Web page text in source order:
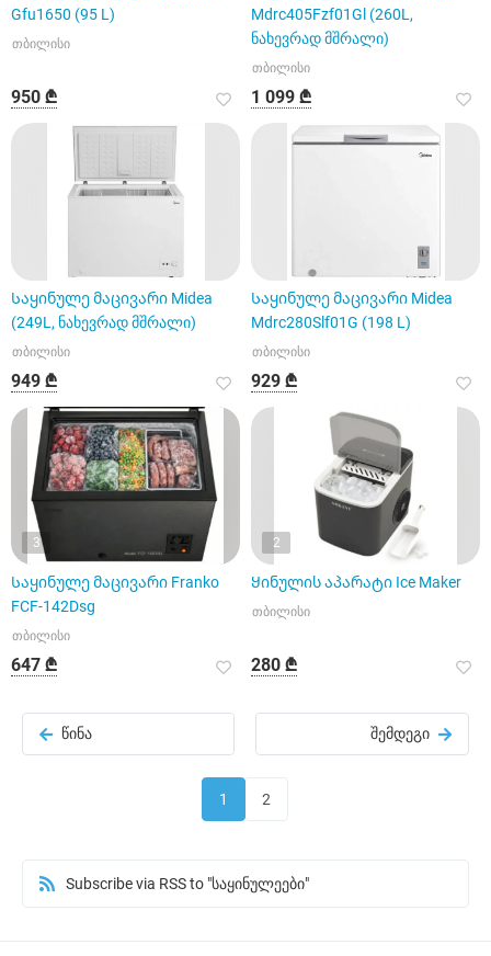
Gfu1650 (95 L)
თბილისი
950 ₾
Mdrc405Fzf01Gl (260L,
ნახევრად მშრალი)
თბილისი
1 099 ₾
Საყინულე მაცივარი Midea
(249L, ნახევრად მშრალი)
თბილისი
949 ₾
Საყინულე მაცივარი Midea
Mdrc280Slf01G (198 L)
თბილისი
929 ₾
3
Საყინულე მაცივარი Franko
FCF-142Dsg
თბილისი
647 ₾
2
Ყინულის აპარატი Ice Maker
თბილისი
280 ₾
წინა შემდეგი
1 2
Subscribe via RSS to "საყინულეები"